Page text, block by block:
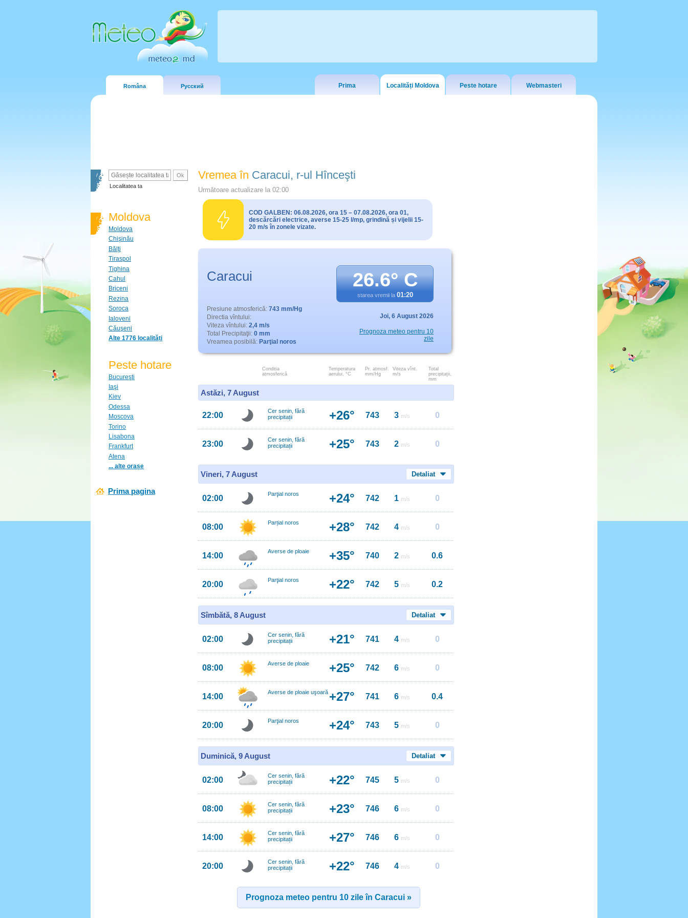
Româna Русский Prima Localități Moldova Peste hotare Webmasteri
Localitatea ta
Moldova
Moldova
Chişinău
Bălţi
Tiraspol
Tighina
Cahul
Briceni
Rezina
Soroca
Ialoveni
Căuşeni
Alte 1776 localități
Peste hotare
Bucureşti
Iaşi
Kiev
Odessa
Moscova
Torino
Lisabona
Frankfurt
Atena
... alte orașe
Prima pagina
Vremea în Caracui, r-ul Hînceşti
Următoare actualizare la 02:00
COD GALBEN: 06.08.2026, ora 15 – 07.08.2026, ora 01,
descărcări electrice, averse 15-25 l/mp, grindină și vijelii 15-
20 m/s în zonele vizate.
Caracui 26.6° C
starea vremii la 01:20
Presiune atmosferică: 743 mm/Hg
Directia vîntului:
Viteza vîntului: 2,4 m/s
Total Precipitaţii: 0 mm
Vreamea posibilă: Parţial noros
Joi, 6 August 2026
Prognoza meteo pentru 10
zile
Conditia
atmosferică
Temperatura
aerului, °C
Pr. atmosf.
mm/Hg
Viteza vînt.
m/s
Total
precipitații,
mm
Astăzi, 7 August
22:00
Cer senin, fără
precipitații
+26° 743 3 m/s 0
23:00
Cer senin, fără
precipitații
+25° 743 2 m/s 0
Vineri, 7 August Detaliat
02:00 Parţial noros +24° 742 1 m/s 0
08:00 Parțial noros +28° 742 4 m/s 0
14:00 Averse de ploaie +35° 740 2 m/s 0.6
20:00 Parţial noros +22° 742 5 m/s 0.2
Sîmbătă, 8 August Detaliat
02:00
Cer senin, fără
precipitații
+21° 741 4 m/s 0
08:00 Averse de ploaie +25° 742 6 m/s 0
14:00 Averse de ploaie uşoară +27° 741 6 m/s 0.4
20:00 Parţial noros +24° 743 5 m/s 0
Duminică, 9 August Detaliat
02:00
Cer senin, fără
precipitații
+22° 745 5 m/s 0
08:00
Cer senin, fără
precipitații
+23° 746 6 m/s 0
14:00
Cer senin, fără
precipitații
+27° 746 6 m/s 0
20:00
Cer senin, fără
precipitații
+22° 746 4 m/s 0
Prognoza meteo pentru 10 zile în Caracui »